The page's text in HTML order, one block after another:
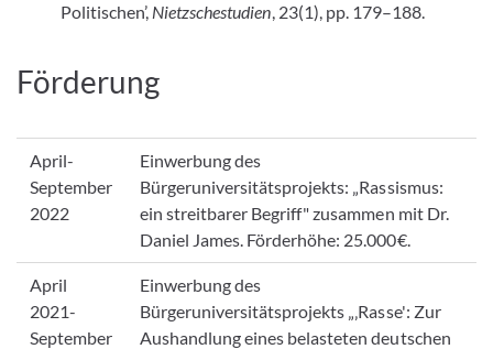
Politischen’, Nietzschestudien, 23(1), pp. 179–188.
Förderung
April-
September
2022
Einwerbung des
Bürgeruniversitätsprojekts: „Rassismus:
ein streitbarer Begriff" zusammen mit Dr.
Daniel James. Förderhöhe: 25.000€.
April
2021-
September
Einwerbung des
Bürgeruniversitätsprojekts „‚Rasse': Zur
Aushandlung eines belasteten deutschen